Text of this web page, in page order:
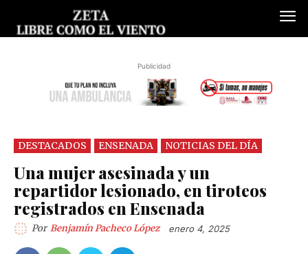
Publicidad
DESTACADOS ENSENADA NOTICIAS DEL DÍA
Una mujer asesinada y un
repartidor lesionado, en tiroteos
registrados en Ensenada
Por Benjamín Pacheco López enero 4, 2025